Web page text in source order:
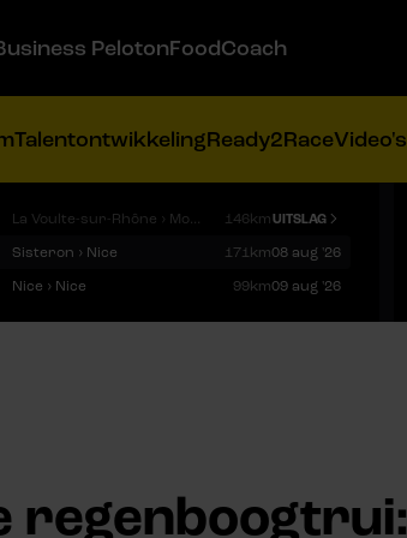
PelotonFoodCoach
TalentontwikkelingReady2RaceVideo's
La Voulte-sur-Rhône › Mont Ventoux 146kmUITSLAG
Sisteron › Nice 171km08 aug '26
Nice › Nice 99km09 aug '26
regenboogtrui: